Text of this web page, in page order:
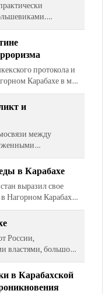
Азербайджана
советники,
протокола и
Карабахе в мае
покинули
территорий
и
между
лишь из
по этой теме.
и наркотрафик,…
в Карабахе
выразил свое
Нагорном Карабахе
предупреждения
озвученного
России,
властями, большое
союзников, в
в Карабахской